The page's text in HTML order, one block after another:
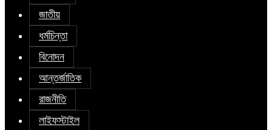
জাতীয়
ধর্মচিন্তা
বিনোদন
আন্তর্জাতিক
রাজনীতি
লাইফস্টাইল